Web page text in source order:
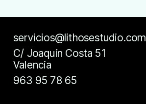
servicios@lithosestudio.com
C/ Joaquín Costa 51
Valencia
963 95 78 65